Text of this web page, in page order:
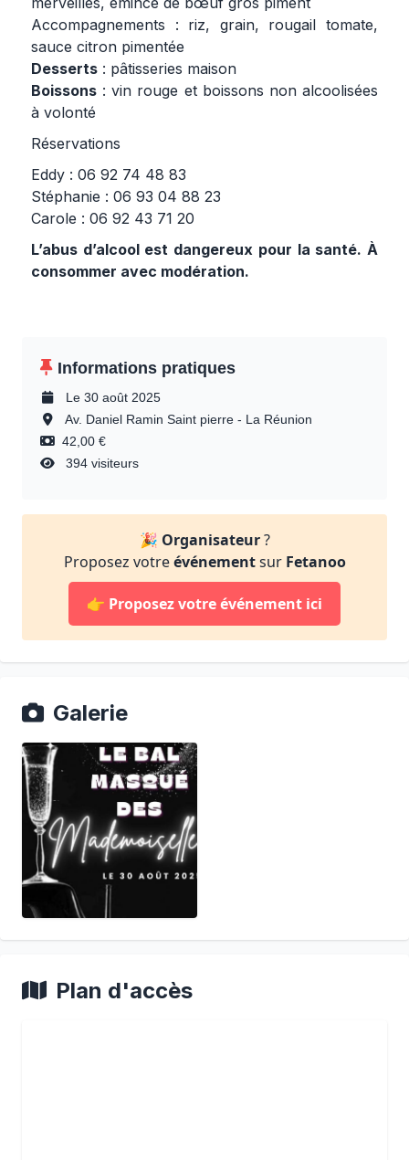
Accompagnements : riz, grain, rougail tomate,
sauce citron pimentée
Desserts : pâtisseries maison
Boissons : vin rouge et boissons non alcoolisées
à volonté
Réservations
Eddy : 06 92 74 48 83
Stéphanie : 06 93 04 88 23
Carole : 06 92 43 71 20
L’abus d’alcool est dangereux pour la santé. À
consommer avec modération.
Informations pratiques
Le 30 août 2025
Av. Daniel Ramin Saint pierre - La Réunion
42,00 €
394 visiteurs
🎉 Organisateur?
Proposez votreévénementsur Fetanoo
👉 Proposez votre événement ici
Galerie
Plan d'accès